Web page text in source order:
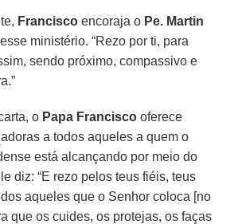
Francisco encoraja o Pe. Martin
ministério. “Rezo por ti, para
sendo próximo, compassivo e
o Papa Francisco oferece
a todos aqueles a quem o
está alcançando por meio do
diz: “E rezo pelos teus fiéis, teus
aqueles que o Senhor coloca [no
que os cuides, os protejas, os faças